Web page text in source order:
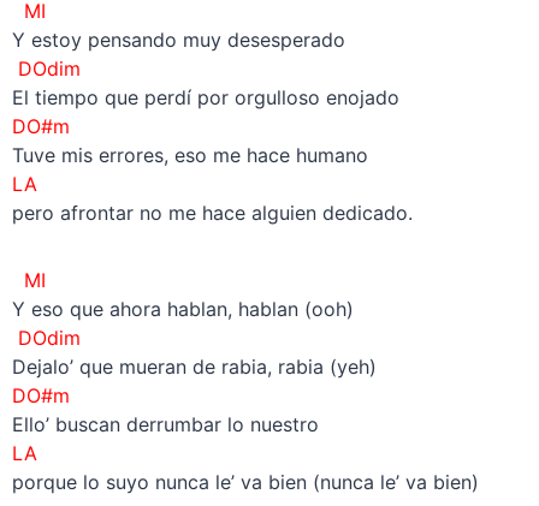
MI
Y estoy pensando muy desesperado
DOdim
El tiempo que perdí por orgulloso enojado
DO#m
Tuve mis errores, eso me hace humano
LA
pero afrontar no me hace alguien dedicado.
MI
Y eso que ahora hablan, hablan (ooh)
DOdim
Dejalo’ que mueran de rabia, rabia (yeh)
DO#m
Ello’ buscan derrumbar lo nuestro
LA
porque lo suyo nunca le’ va bien (nunca le’ va bien)